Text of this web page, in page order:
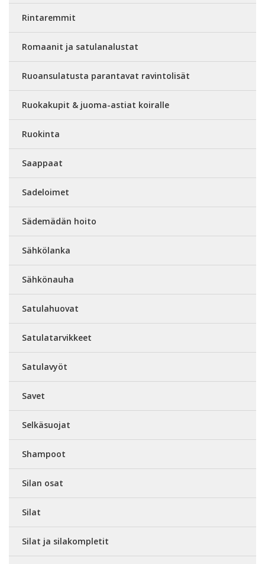
Rintaremmit
Romaanit ja satulanalustat
Ruoansulatusta parantavat ravintolisät
Ruokakupit & juoma-astiat koiralle
Ruokinta
Saappaat
Sadeloimet
Sädemädän hoito
Sähkölanka
Sähkönauha
Satulahuovat
Satulatarvikkeet
Satulavyöt
Savet
Selkäsuojat
Shampoot
Silan osat
Silat
Silat ja silakompletit